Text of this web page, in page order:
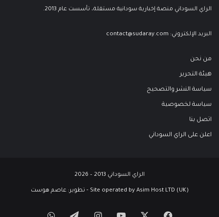
الراي السوداني منصة إخبارية سودانية مستقلة، تأسست عام 2013.
البريد الإلكتروني: contact@sudaray.com
من نحن
هيئة التحرير
سياسة النشر والتصحيح
سياسة لخصوصية
اتصل بنا
اعلن على الراي السوداني
الراي السوداني 2013 – 2026
Site operated by Asim Host LTD (UK) - تطوير: عاصم هوست